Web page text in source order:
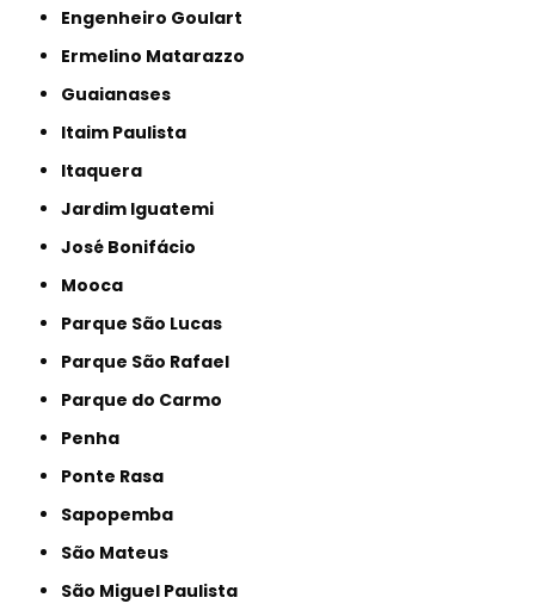
Engenheiro Goulart
Ermelino Matarazzo
Guaianases
Itaim Paulista
Itaquera
Jardim Iguatemi
José Bonifácio
Mooca
Parque São Lucas
Parque São Rafael
Parque do Carmo
Penha
Ponte Rasa
Sapopemba
São Mateus
São Miguel Paulista